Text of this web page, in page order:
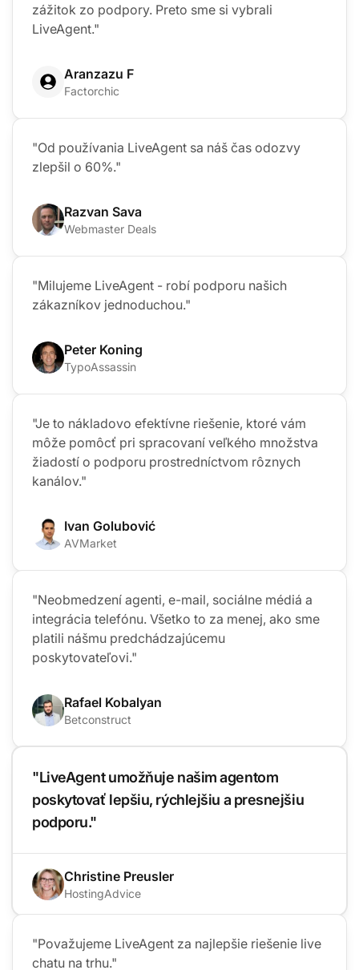
zážitok zo podpory. Preto sme si vybrali
LiveAgent."
Aranzazu F
Factorchic
"Od používania LiveAgent sa náš čas odozvy
zlepšil o 60%."
Razvan Sava
Webmaster Deals
"Milujeme LiveAgent - robí podporu našich
zákazníkov jednoduchou."
Peter Koning
TypoAssassin
"Je to nákladovo efektívne riešenie, ktoré vám
môže pomôcť pri spracovaní veľkého množstva
žiadostí o podporu prostredníctvom rôznych
kanálov."
Ivan Golubović
AVMarket
"Neobmedzení agenti, e-mail, sociálne médiá a
integrácia telefónu. Všetko to za menej, ako sme
platili nášmu predchádzajúcemu
poskytovateľovi."
Rafael Kobalyan
Betconstruct
"LiveAgent umožňuje našim agentom
poskytovať lepšiu, rýchlejšiu a presnejšiu
podporu."
Christine Preusler
HostingAdvice
"Považujeme LiveAgent za najlepšie riešenie live
chatu na trhu."